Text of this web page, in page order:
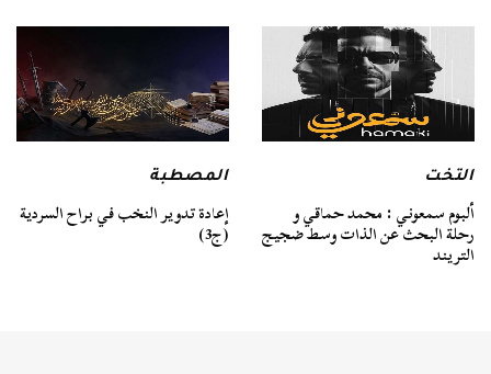
التخت
ألبوم سمعوني : محمد حماقي و
رحلة البحث عن الذات وسط ضجيج
التريند
المصطبة
إعادة تدوير النخب في براح السردية
(ج3)